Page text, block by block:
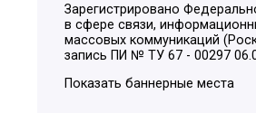
Зарегистрировано
в сфере связи,
массовых коммуникаций
запись ПИ № ТУ 67 - 00297
Показать баннерные места